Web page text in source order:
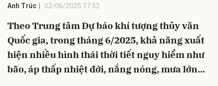
Anh Trúc 02/06/2025 17:52
Theo Trung tâm Dự báo khí tượng thủy văn
Quốc gia, trong tháng 6/2025, khả năng xuất
hiện nhiều hình thái thời tiết nguy hiểm như
bão, áp thấp nhiệt đới, nắng nóng, mưa lớn...
Hủy Gửi